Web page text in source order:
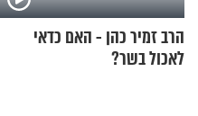
הרב זמיר כהן - האם כדאי
לאכול בשר?